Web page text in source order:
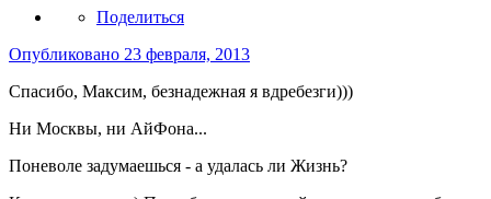
Поделиться
Опубликовано 23 февраля, 2013
Спасибо, Максим, безнадежная я вдребезги)))
Ни Москвы, ни АйФона...
Поневоле задумаешься - а удалась ли Жизнь?